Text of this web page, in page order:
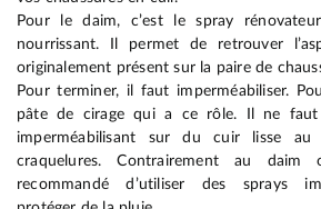
Pour le daim, c’est le spray
nourrissant. Il permet de retrouver
originalement présent sur la paire de
Pour terminer, il faut imperméabiliser.
pâte de cirage qui a ce rôle. Il ne faut
imperméabilisant sur du cuir lisse
craquelures. Contrairement au
recommandé d’utiliser des sprays